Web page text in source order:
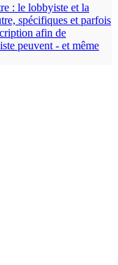
: le lobbyiste et la
spécifiques et parfois
afin de
peuvent - et même